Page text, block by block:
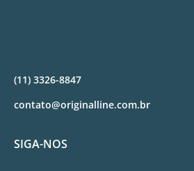
(11) 3326-8847
contato@originalline.com.br
SIGA-NOS